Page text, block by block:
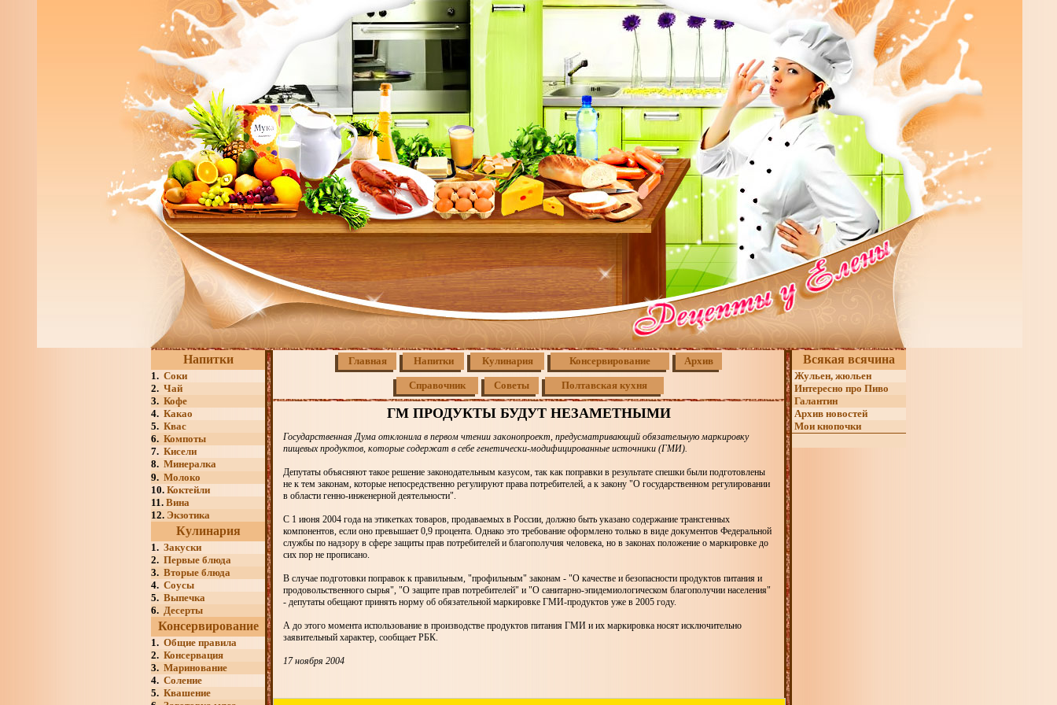
Напитки
1. Соки
2. Чай
3. Кофе
4. Какао
5. Квас
6. Компоты
7. Кисели
8. Минералка
9. Молоко
10. Коктейли
11. Вина
12. Экзотика
Кулинария
1. Закуски
2. Первые блюда
3. Вторые блюда
4. Соусы
5. Выпечка
6. Десерты
Консервирование
1. Общие правила
2. Консервация
3. Маринование
4. Соление
5. Квашение
Главная Напитки Кулинария Консервирование Архив
Справочник Советы Полтавская кухня
ГМ ПРОДУКТЫ БУДУТ НЕЗАМЕТНЫМИ
Государственная Дума отклонила в первом чтении законопроект, предусматривающий обязательную маркировку
пищевых продуктов, которые содержат в себе генетически-модифицированные источники (ГМИ).
Депутаты объясняют такое решение законодательным казусом, так как поправки в результате спешки были подготовлены
не к тем законам, которые непосредственно регулируют права потребителей, а к закону "О государственном регулировании
в области генно-инженерной деятельности".
С 1 июня 2004 года на этикетках товаров, продаваемых в России, должно быть указано содержание трансгенных
компонентов, если оно превышает 0,9 процента. Однако это требование оформлено только в виде документов Федеральной
службы по надзору в сфере защиты прав потребителей и благополучия человека, но в законах положение о маркировке до
сих пор не прописано.
В случае подготовки поправок к правильным, "профильным" законам - "О качестве и безопасности продуктов питания и
продовольственного сырья", "О защите прав потребителей" и "О санитарно-эпидемиологическом благополучии населения"
- депутаты обещают принять норму об обязательной маркировке ГМИ-продуктов уже в 2005 году.
А до этого момента использование в производстве продуктов питания ГМИ и их маркировка носят исключительно
заявительный характер, сообщает РБК.
17 ноября 2004
Всякая всячина
Жульен, жюльен
Интересно про Пиво
Галантин
Архив новостей
Мои кнопочки